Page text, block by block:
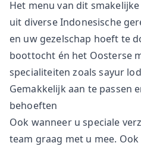
Het menu van dit
uit diverse Indonesische
en uw gezelschap hoeft te
boottocht én het Oosterse
specialiteiten zoals sayur
Gemakkelijk aan te passen
behoeften
Ook wanneer u speciale
team graag met u mee.